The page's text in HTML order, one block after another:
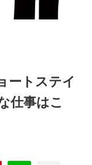
ートステイ
仕事はこ